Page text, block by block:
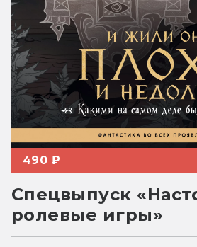
490 ₽
Спецвыпуск
ролевые игры»